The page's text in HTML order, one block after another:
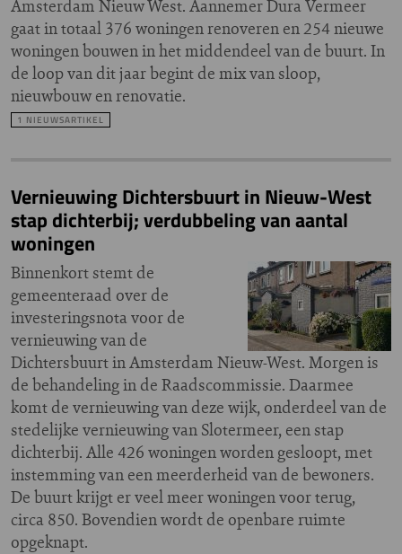
Amsterdam Nieuw West. Aannemer Dura Vermeer
gaat in totaal 376 woningen renoveren en 254 nieuwe
woningen bouwen in het middendeel van de buurt. In
de loop van dit jaar begint de mix van sloop,
nieuwbouw en renovatie.
1 NIEUWSARTIKEL
Vernieuwing Dichtersbuurt in Nieuw-West
stap dichterbij; verdubbeling van aantal
woningen
Binnenkort stemt de
gemeenteraad over de
investeringsnota voor de
vernieuwing van de
Dichtersbuurt in Amsterdam Nieuw-West. Morgen is
de behandeling in de Raadscommissie. Daarmee
komt de vernieuwing van deze wijk, onderdeel van de
stedelijke vernieuwing van Slotermeer, een stap
dichterbij. Alle 426 woningen worden gesloopt, met
instemming van een meerderheid van de bewoners.
De buurt krijgt er veel meer woningen voor terug,
circa 850. Bovendien wordt de openbare ruimte
opgeknapt.